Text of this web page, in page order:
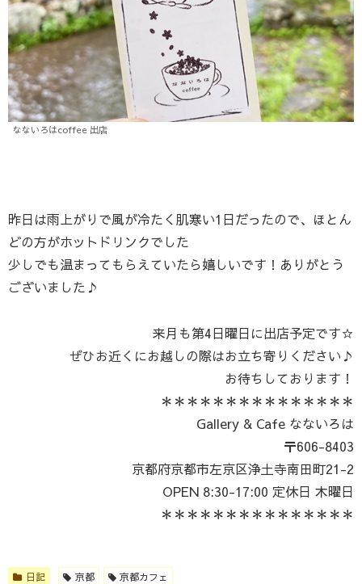
なないろはcoffee 出店
昨日は雨上がりで風が冷たく肌寒い1日だったので、ほとん
どの方がホットドリンクでした
少しでも温まってもらえていたら嬉しいです！ありがとう
ございました♪
来月も第4日曜日に出店予定です☆
ぜひお近くにお越しの際はお立ち寄りください♪
お待ちしております！
＊＊＊＊＊＊＊＊＊＊＊＊＊＊＊
Gallery & Cafe なないろは
〒606-8403
京都府京都市左京区浄土寺南田町21-2
OPEN 8:30-17:00 定休日 木曜日
＊＊＊＊＊＊＊＊＊＊＊＊＊＊＊
日記 京都 京都カフェ